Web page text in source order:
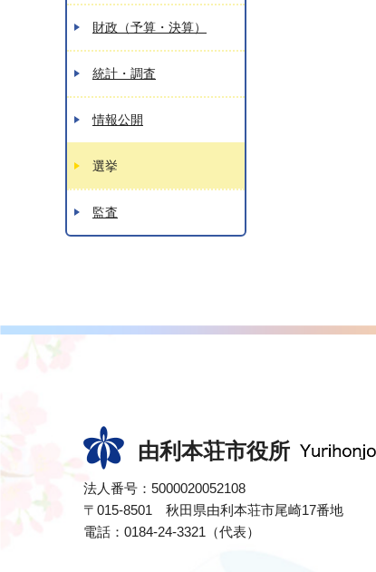
財政（予算・決算）
統計・調査
情報公開
選挙
監査
由利本荘市役所
法人番号：5000020052108
〒015-8501 秋田県由利本荘市尾崎17番地
電話：0184-24-3321（代表）